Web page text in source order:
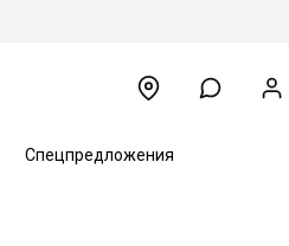
Спецпредложения